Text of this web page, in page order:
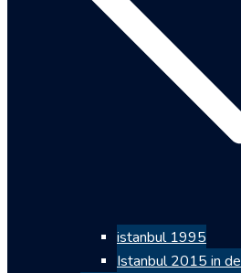
istanbul 1995
Istanbul 2015 in